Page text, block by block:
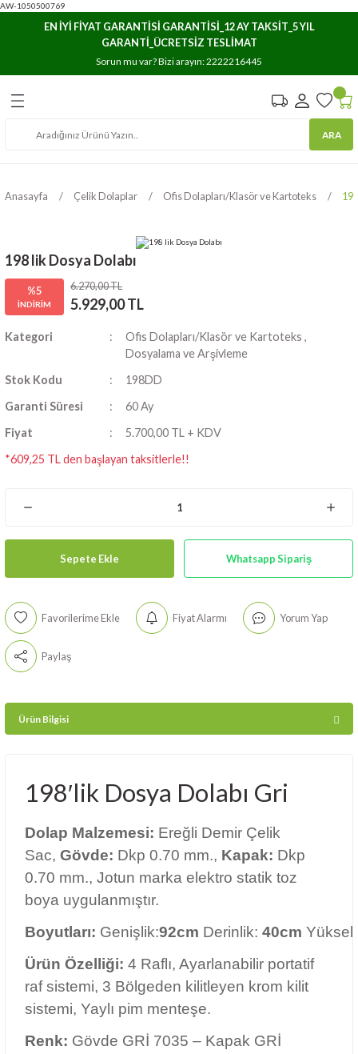
AW-1050500769
EN İYİ FİYAT GARANTİSİ GARANTİSİ_12 AY TAKSİT_5 YIL
GARANTİ_ÜCRETSİZ TESLİMAT
Sorun mu var? Bizi arayın:2222216445
ARA
Geri Dön
Geri Dön
ve Kartoteks
Geri Dön
Anasayfa Çelik Dolaplar Ofis Dolapları/Klasör ve Kartoteks
198 lik Dosya Dolabı
%5
İNDİRİM
6.270,00 TL
5.929,00 TL
Kategori Ofis Dolapları/Klasör ve Kartoteks ,
Dosyalama ve Arşivleme
Stok Kodu
198DD
Garanti Süresi
60 Ay
Fiyat
5.700,00 TL + KDV
*609,25 TL den başlayan taksitlerle!!
Sepete Ekle Whatsapp Sipariş
Fiyat Alarmı Yorum Yap
Paylaş
Ürün Bilgisi
198′lik Dosya Dolabı Gri
Sac,Gövde:
Ürün Özelliği: 4 Raflı, Ayarlanabilir portatif
sistemi, Yaylı pim menteşe.
Gövde GRİ 7035 – Kapak GRİ
7035(Özel Renklerde Üretim
Yapabilmekteyiz.)
Yüzey Bakımı:Dolaplarınızı nemli bezle
su ile temasından kaçınınız.
Garanti Süresi: 2 YIL
Soyunma Dolapları TSE
Standartlarına Göre Üretim Yapılmaktadır.